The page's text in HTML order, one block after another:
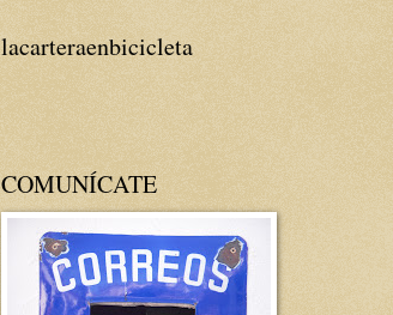
lacarteraenbicicleta
COMUNÍCATE